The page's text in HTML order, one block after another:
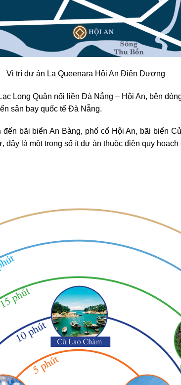
Vị trí dự án La Queenara Hội An Điện Dương
Long Quân nối liền Đà Nẵng – Hội An, bên
sân bay quốc tế Đà Nẵng.
bãi biển An Bàng, phố cổ Hội An, bãi biển
là một trong số ít dự án thuộc diện quy